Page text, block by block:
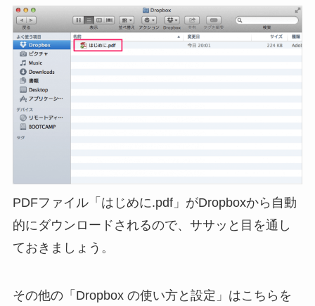
PDFファイル「はじめに.pdf」がDropboxから自動
的にダウンロードされるので、ササッと目を通し
ておきましょう。
その他の「Dropbox の使い方と設定」はこちらを